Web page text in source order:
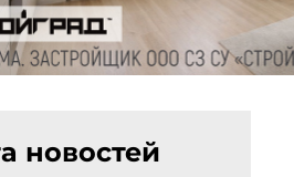
новостей